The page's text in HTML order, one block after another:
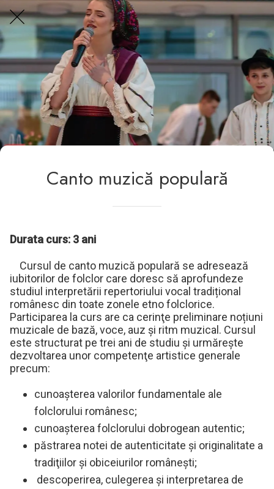
Canto muzică populară
Durata curs: 3 ani
Cursul de canto muzică populară se adresează
iubitorilor de folclor care doresc să aprofundeze
studiul interpretării repertoriului vocal tradițional
românesc din toate zonele etno folclorice.
Participarea la curs are ca cerinţe preliminare noțiuni
muzicale de bază, voce, auz şi ritm muzical. Cursul
este structurat pe trei ani de studiu şi urmăreşte
dezvoltarea unor competenţe artistice generale
precum:
cunoaşterea valorilor fundamentale ale
folclorului românesc;
cunoaşterea folclorului dobrogean autentic;
păstrarea notei de autenticitate şi originalitate a
tradiţiilor şi obiceiurilor româneşti;
descoperirea, culegerea şi interpretarea de
Centrul Burada 🇷🇴 🇬🇧 🇫🇷 🇺🇦
Asistentul Centrului Cultural Teodor T. Burada